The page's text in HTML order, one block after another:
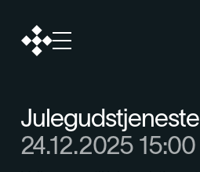
Julegudstjeneste
24.12.2025 15:00